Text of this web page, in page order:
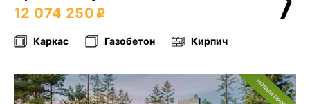
12 074 250
Каркас Газобетон Кирпич